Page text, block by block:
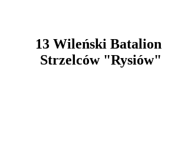
13 Wileński Batalion
Strzelców "Rysiów"